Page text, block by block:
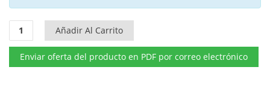
Caseta
de
jardín
multifuncional
Añadir Al Carrito
Enviar oferta del producto en PDF por correo electrónico